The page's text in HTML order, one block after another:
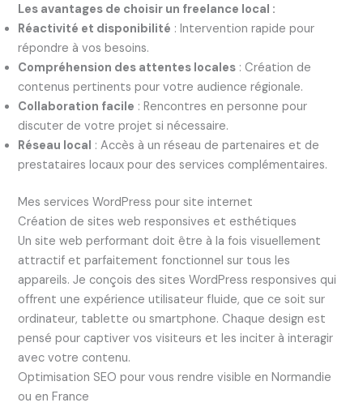
Les avantages de choisir un freelance local :
Réactivité et disponibilité : Intervention rapide pour
répondre à vos besoins.
Compréhension des attentes locales : Création de
contenus pertinents pour votre audience régionale.
Collaboration facile : Rencontres en personne pour
discuter de votre projet si nécessaire.
Réseau local : Accès à un réseau de partenaires et de
prestataires locaux pour des services complémentaires.
Mes services WordPress pour site internet
Création de sites web responsives et esthétiques
Un site web performant doit être à la fois visuellement
attractif et parfaitement fonctionnel sur tous les
appareils. Je conçois des sites WordPress responsives qui
offrent une expérience utilisateur fluide, que ce soit sur
ordinateur, tablette ou smartphone. Chaque design est
pensé pour captiver vos visiteurs et les inciter à interagir
avec votre contenu.
Optimisation SEO pour vous rendre visible en Normandie
ou en France